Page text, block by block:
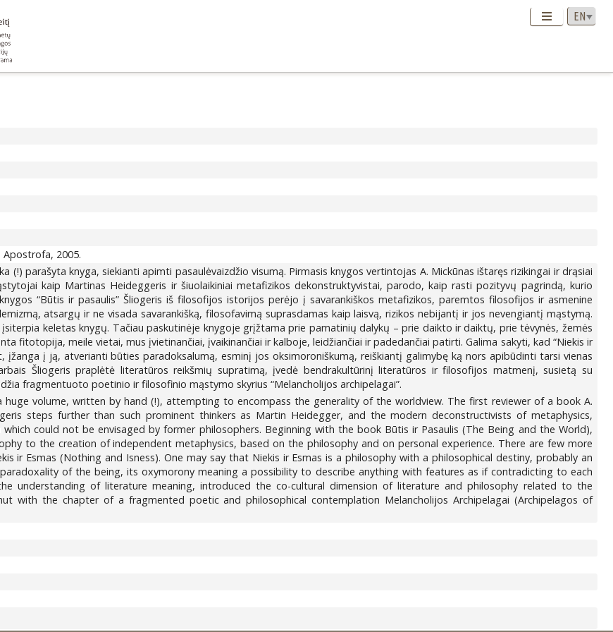
Apostrofa, 2005.
(!) parašyta knyga, siekianti apimti pasaulėvaizdžio visumą. Pirmasis knygos vertintojas A. Mickūnas ištaręs rizikingai ir drąsiai
kaip Martinas Heideggeris ir šiuolaikiniai metafizikos dekonstruktyvistai, parodo, kaip rasti pozityvų pagrindą, kurio
“Būtis ir pasaulis” Šliogeris iš filosofijos istorijos perėjo į savarankiškos metafizikos, paremtos filosofijos ir asmenine
atsargų ir ne visada savarankišką, filosofavimą suprasdamas kaip laisvą, rizikos nebijantį ir jos nevengiantį mąstymą.
įsiterpia keletas knygų. Tačiau paskutinėje knygoje grįžtama prie pamatinių dalykų – prie daikto ir daiktų, prie tėvynės, žemės
fitotopija, meile vietai, mus įvietinančiai, įvaikinančiai ir kalboje, leidžiančiai ir padedančiai patirti. Galima sakyti, kad “Niekis ir
įžanga į ją, atverianti būties paradoksalumą, esminį jos oksimoroniškumą, reiškiantį galimybę ką nors apibūdinti tarsi vienas
Šliogeris praplėtė literatūros reikšmių supratimą, įvedė bendrakultūrinį literatūros ir filosofijos matmenį, susietą su
fragmentuoto poetinio ir filosofinio mąstymo skyrius “Melancholijos archipelagai”.
volume, written by hand (!), attempting to encompass the generality of the worldview. The first reviewer of a book A.
steps further than such prominent thinkers as Martin Heidegger, and the modern deconstructivists of metaphysics,
could not be envisaged by former philosophers. Beginning with the book Būtis ir Pasaulis (The Being and the World),
to the creation of independent metaphysics, based on the philosophy and on personal experience. There are few more
ir Esmas (Nothing and Isness). One may say that Niekis ir Esmas is a philosophy with a philosophical destiny, probably an
of the being, its oxymorony meaning a possibility to describe anything with features as if contradicting to each
understanding of literature meaning, introduced the co-cultural dimension of literature and philosophy related to the
with the chapter of a fragmented poetic and philosophical contemplation Melancholijos Archipelagai (Archipelagos of